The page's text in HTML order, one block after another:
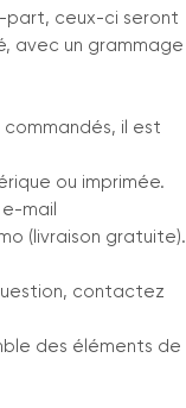
part, ceux-ci seront
avec un grammage
il est
ou imprimée.
mail
(livraison gratuite).
contactez
des éléments de